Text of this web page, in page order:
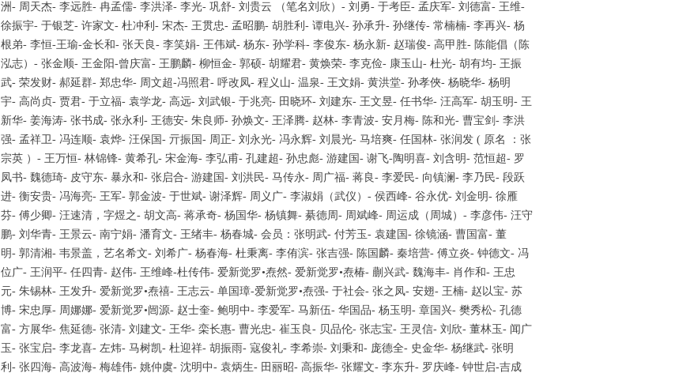
洲- 周天杰- 李远胜- 冉孟儒- 李洪泽- 李光- 巩舒- 刘贵云 （笔名刘欣）- 刘勇- 于考臣- 孟庆军- 刘德富- 王维-
徐振宇- 于银芝- 许家文- 杜冲利- 宋杰- 王贯忠- 孟昭鹏- 胡胜利- 谭电兴- 孙承升- 孙继传- 常楠楠- 李再兴- 杨
根弟- 李恒-王瑜-金长和- 张天良- 李笑娟- 王伟斌- 杨东- 孙学科- 李俊东- 杨永新- 赵瑞俊- 高甲胜- 陈能倡（陈
泓志）- 张金顺- 王金阳-曾庆富- 王鹏麟- 柳恒金- 郭硕- 胡耀君- 黄焕荣- 李克俭- 康玉山- 杜光- 胡有均- 王振
武- 荣发财- 郝延群- 郑忠华- 周文超-冯照君- 呼改凤- 程义山- 温泉- 王文娟- 黄洪堂- 孙孝俠- 杨晓华- 杨明
宇- 高尚贞- 贾君- 于立福- 袁学龙- 高远- 刘武银- 于兆亮- 田晓环- 刘建东- 王文昱- 任书华- 汪高军- 胡玉明- 王
新华- 姜海涛- 张书成- 张永利- 王德安- 朱良师- 孙焕文- 王泽腾- 赵林- 李青波- 安月梅- 陈和光- 曹宝剑- 李洪
强- 孟祥卫- 冯连顺- 袁烨- 汪保国- 亓振国- 周正- 刘永光- 冯永辉- 刘晨光- 马培爽- 任国林- 张润发 ( 原名 ：张
宗英 ）- 王万恒- 林锦锋- 黄希孔- 宋金海- 李弘甫- 孔建超- 孙忠彪- 游建国- 谢飞-陶明喜- 刘含明- 范恒超- 罗
凤书- 魏德琦- 皮守东- 暴永和- 张启合- 游建国- 刘洪民- 马传永- 周广福- 蒋良- 李爱民- 向镇澜- 李乃民- 段跃
进- 衡安贵- 冯海亮- 王军- 郭金波- 于世斌- 谢泽辉- 周义广- 李淑娟（武仪）- 侯西峰- 谷永优- 刘金明- 徐雁
芬- 傅少卿- 汪速清，字煜之- 胡文高- 蒋承奇- 杨国华- 杨镇舞- 綦德周- 周斌峰- 周运成（周城）- 李彦伟- 汪守
鹏- 刘华青- 王景云- 南宁娟- 潘育文- 王绪丰- 杨春城- 会员：张明武- 付芳玉- 袁建国- 徐镜涵- 曹国富- 董
明- 郭清湘- 韦景盖，艺名希文- 刘希广- 杨春海- 杜秉离- 李侑滨- 张吉强- 陈国麟- 秦培营- 傅立炎- 钟德文- 冯
位广- 王润平- 任四青- 赵伟- 王维峰-杜传伟- 爱新觉罗•焘然- 爱新觉罗•焘椿- 蒯兴武- 魏海丰- 肖作和- 王忠
元- 朱锡林- 王发升- 爱新觉罗•焘禧- 王志云- 单国璋-爱新觉罗•焘强- 于社会- 张之凤- 安翅- 王楠- 赵以宝- 苏
博- 宋忠厚- 周娜娜- 爱新觉罗•闿源- 赵士奎- 鲍明中- 李爱军- 马新伍- 华国品- 杨玉明- 章国兴- 樊秀松- 孔德
富- 方展华- 焦延德- 张清- 刘建文- 王华- 栾长惠- 曹光忠- 崔玉良- 贝品伦- 张志宝- 王灵信- 刘欣- 董林玉- 闻广
玉- 张宝启- 李龙喜- 左炜- 马树凯- 杜迎祥- 胡振雨- 寇俊礼- 李希崇- 刘秉和- 庞德全- 史金华- 杨继武- 张明
利- 张四海- 高波海- 梅雄伟- 姚仲虞- 沈明中- 袁炳生- 田丽昭- 高振华- 张耀文- 李东升- 罗庆峰- 钟世启-吉成